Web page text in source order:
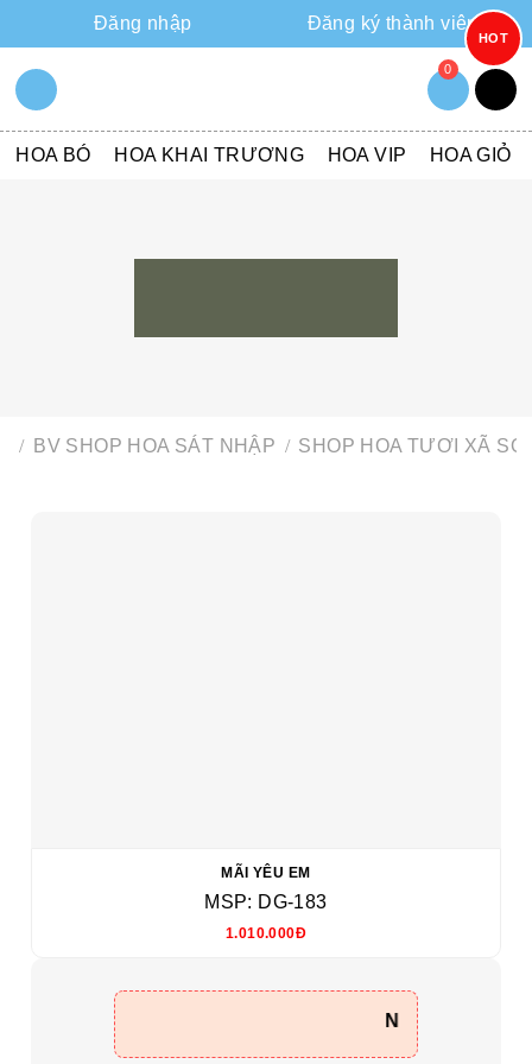
Đăng nhập Đăng ký thành viên
0
HOA BÓ HOA KHAI TRƯƠNG HOA VIP HOA GIỎ
BV SHOP HOA SÁT NHẬP SHOP HOA TƯƠI XÃ
MÃI YÊU EM
MSP: DG-183
1.010.000Đ
HOT
NHẬN ĐẶT